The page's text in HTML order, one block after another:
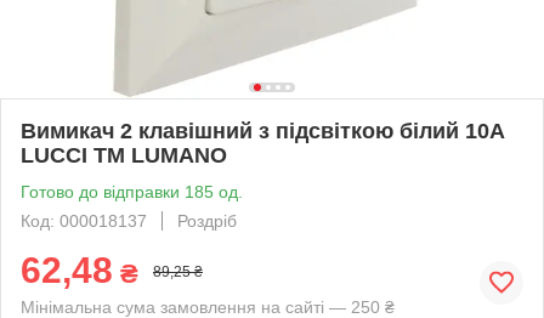
Вимикач 2 клавішний з підсвіткою білий 10А
LUCCI ТМ LUMANO
Готово до відправки 185 од.
Код: 000018137
Роздріб
62,48 ₴ 89,25 ₴
Мінімальна сума замовлення на сайті — 250 ₴